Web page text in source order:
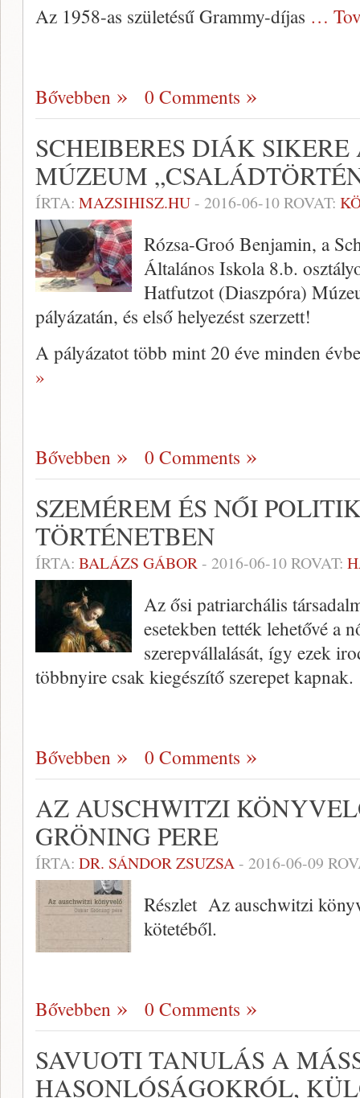
Az 1958-as születésű Grammy-díjas …
Bővebben 0 Comments
SCHEIBERES DIÁK
MÚZEUM
ÍRTA: MAZSIHISZ.HU- 2016-06-10ROVAT:
Rózsa-Groó Benjamin, a
Általános Iskola 8.b.
Hatfutzot (Diaszpóra)
pályázatán, és első helyezést szerzett!
A pályázatot több mint 20 éve minden
»
Bővebben 0 Comments
SZEMÉREM ÉS NŐI
TÖRTÉNETBEN
ÍRTA: BALÁZS GÁBOR- 2016-06-10ROVAT:
Az ősi patriarchális
esetekben tették lehetővé a
szerepvállalását, így ezek
többnyire csak kiegészítő szerepet kapnak.
Bővebben 0 Comments
AZ AUSCHWITZI
GRÖNING PERE
ÍRTA: DR. SÁNDOR ZSUZSA- 2016-06-09
Részlet Az auschwitzi
kötetéből.
Bővebben 0 Comments
SAVUOTI TANULÁS A
HASONLÓSÁGOKRÓL,